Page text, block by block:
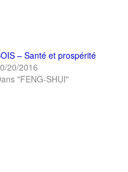
– Santé et prospérité
20/2016
"FENG-SHUI"